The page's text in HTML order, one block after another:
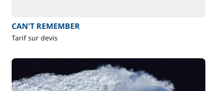
CAN'T REMEMBER
Tarif sur devis